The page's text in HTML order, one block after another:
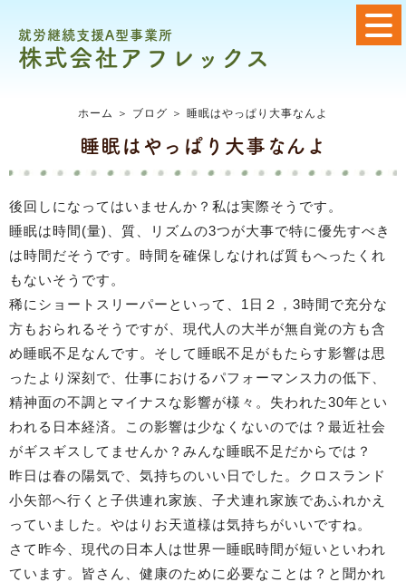
就労継続支援A型事業所
株式会社アフレックス
ホーム ＞ ブログ ＞ 睡眠はやっぱり大事なんよ
睡眠はやっぱり大事なんよ
後回しになってはいませんか？私は実際そうです。
睡眠は時間(量)、質、リズムの3つが大事で特に優先すべき
は時間だそうです。時間を確保しなければ質もへったくれ
もないそうです。
稀にショートスリーパーといって、1日２，3時間で充分な
方もおられるそうですが、現代人の大半が無自覚の方も含
め睡眠不足なんです。そして睡眠不足がもたらす影響は思
ったより深刻で、仕事におけるパフォーマンス力の低下、
精神面の不調とマイナスな影響が様々。失われた30年とい
われる日本経済。この影響は少なくないのでは？最近社会
がギスギスしてませんか？みんな睡眠不足だからでは？
昨日は春の陽気で、気持ちのいい日でした。クロスランド
小矢部へ行くと子供連れ家族、子犬連れ家族であふれかえ
っていました。やはりお天道様は気持ちがいいですね。
さて昨今、現代の日本人は世界一睡眠時間が短いといわれ
ています。皆さん、健康のために必要なことは？と聞かれ